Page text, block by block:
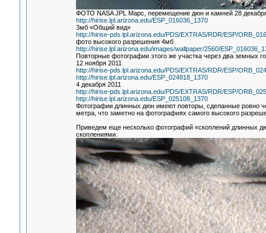
ФОТО NASA JPL Марс, перемещение дюн и камней 28
http://hirise.lpl.arizona.edu/ESP_016036_1370
3мб «Общий вид»
http://hirise-pds.lpl.arizona.edu/PDS/EXTRAS/RDR/ESP/
фото высокого разрешения 4мб
http://hirise.lpl.arizona.edu/images/wallpaper/2560/
Повторные фотографии этого же участка через два земных
12 ноября 2011
http://hirise-pds.lpl.arizona.edu/PDS/EXTRAS/RDR/ESP/
http://hirise.lpl.arizona.edu/ESP_024818_1370
4 декабря 2011
http://hirise-pds.lpl.arizona.edu/PDS/EXTRAS/RDR/ESP/
http://hirise.lpl.arizona.edu/ESP_025108_1370
Фотографии длинных дюн имеют повторы, сделанные ровно
метра, что заметно на фотографиях самого высокого
Приведем еще несколько фотографий «скоплений длинных
скоплениями.